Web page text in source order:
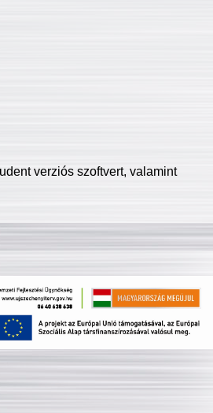
verziós szoftvert, valamint